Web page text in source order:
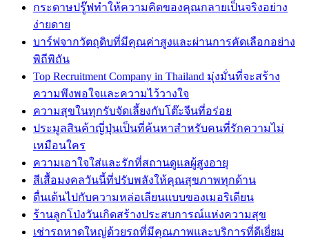
กระดาษปรู๊ฟทำให้ความคิดของคุณกลายเป็นจริงอย่าง
ง่ายดาย
บาร์ฟจากวัตถุดิบที่มีคุณค่าสูงและผ่านการคัดเลือกอย่าง
พิถีพิถัน
Top Recruitment Company in Thailand มุ่งมั่นที่จะสร้าง
ความพึงพอใจและความไว้วางใจ
ความสุขในทุกรับจัดเลี้ยงกับโต๊ะจีนที่อร่อย
ประมูลสินค้าญี่ปุ่นเป็นที่ค้นหาสำหรับคนที่รักความไม่
เหมือนใคร
ความเอาใจใส่และรักที่สถานดูแลผู้สูงอายุ
สีเสื้อมงคลวันนี้ที่ปรับพลังให้คุณสุขภาพทุกด้าน
ตื่นเต้นไปกับความหล่อเลียนแบบของเมอริเดียน
ร้านลูกโป่งวันเกิดสร้างประสบการณ์แห่งความสุข
เช่ารถหาดใหญ่ด้วยรถที่มีคุณภาพและบริการที่ดีเยี่ยม